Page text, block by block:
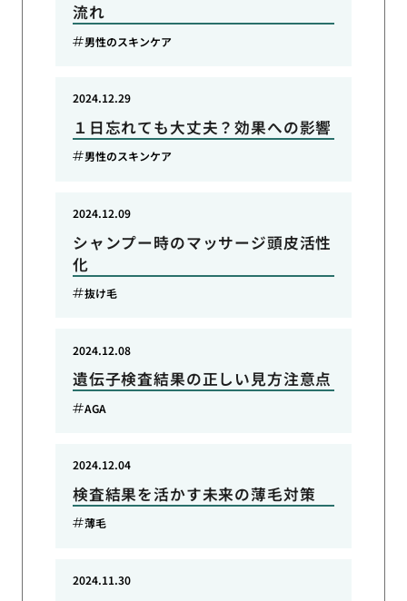
流れ
男性のスキンケア
１日忘れても大丈夫？効果への影響
2024.12.29
男性のスキンケア
シャンプー時のマッサージ頭皮活性
化
2024.12.09
抜け毛
遺伝子検査結果の正しい見方注意点
2024.12.08
AGA
検査結果を活かす未来の薄毛対策
2024.12.04
薄毛
2024.11.30